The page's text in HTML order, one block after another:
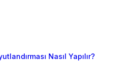
Nasıl Yapılır?